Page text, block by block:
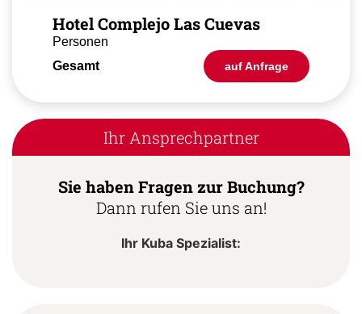
Hotel Complejo Las Cuevas
Personen
Gesamt
auf Anfrage
Ihr Ansprechpartner
Sie haben Fragen zur Buchung?
Dann rufen Sie uns an!
Ihr Kuba Spezialist: